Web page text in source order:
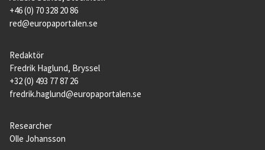
+46 (0) 70 328 20 86
red@europaportalen.se
Redaktör
Fredrik Haglund, Bryssel
+32 (0) 493 77 87 26
fredrik.haglund@europaportalen.se
Researcher
Olle Johansson